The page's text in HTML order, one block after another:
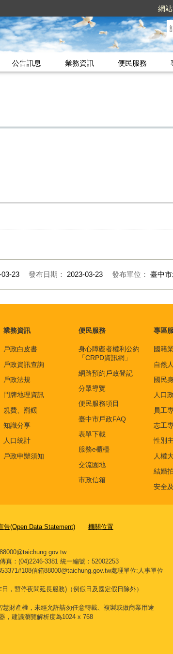
網
公告訊息 業務資訊 便民服務
03-23 發布日期： 2023-03-23 發布單位： 臺中
業務資訊
戶政白皮書
戶政資訊查詢
戶政法規
門牌地理資訊
規費、罰鍰
知識分享
人口統計
戶政申辦須知
便民服務
身心障礙者權利公約
「CRPD資訊網」
網路預約戶政登記
分眾導覽
便民服務項目
臺中市戶政FAQ
表單下載
服務e櫃檯
交流園地
市政信箱
專區
國籍
自然
國民
人口
員工
志工
性別
人權
結婚
安全
告(Open Data Statement) 機關位置
真：(04)2246-3381 統一編號：52002253
信箱88000@taichung.gov.tw處理單位:人事單位
，暫停夜間延長服務) （例假日及國定假日除外）
財產權，未經允許請勿任意轉載、複製或做商業用途
，建議瀏覽解析度為1024 x 768